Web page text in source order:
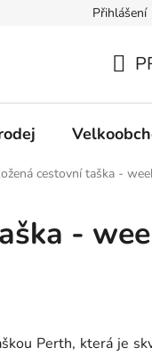
Přihlášení
cestovní taška -
-
Perth, která je